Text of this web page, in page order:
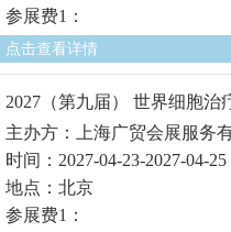
参展费1：
点击查看详情
2027（第九届） 世界细胞
主办方：上海广贸会展服务
时间：2027-04-23-2027-04-25
地点：北京
参展费1：